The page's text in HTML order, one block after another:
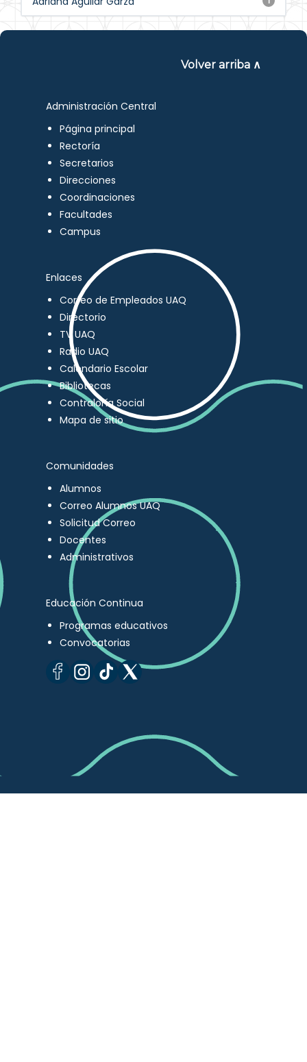
Volver arriba ∧
Administración Central
Página principal
Rectoría
Secretarios
Direcciones
Coordinaciones
Facultades
Campus
Enlaces
Correo de Empleados UAQ
Directorio
TV UAQ
Radio UAQ
Calendario Escolar
Bibliotecas
Contraloría Social
Mapa de sitio
Comunidades
Alumnos
Correo Alumnos UAQ
Solicitud Correo
Docentes
Administrativos
Educación Continua
Programas educativos
Convocatorias